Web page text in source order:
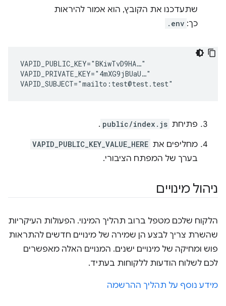
שתעדכנו את הקובץ, הוא אמור להיראות
כך: .env
VAPID_PUBLIC_KEY="BKiwTvD9HA…"
VAPID_PRIVATE_KEY="4mXG9jBUaU…"
פתיחת public/index.js
.
מחליפים את VAPID_PUBLIC_KEY_VALUE_HERE
בערך של המפתח הציבורי.
ניהול מינויים
הלקוח שלכם מטפל ברוב תהליך המינוי. הפעולות העיקריות
שהשרת צריך לבצע הן שמירה של מינויים חדשים להתראות
פוש ומחיקה של מינויים ישנים. המנויים האלה מאפשרים
לכם לשלוח הודעות ללקוחות בעתיד.
מידע נוסף על תהליך ההרשמה